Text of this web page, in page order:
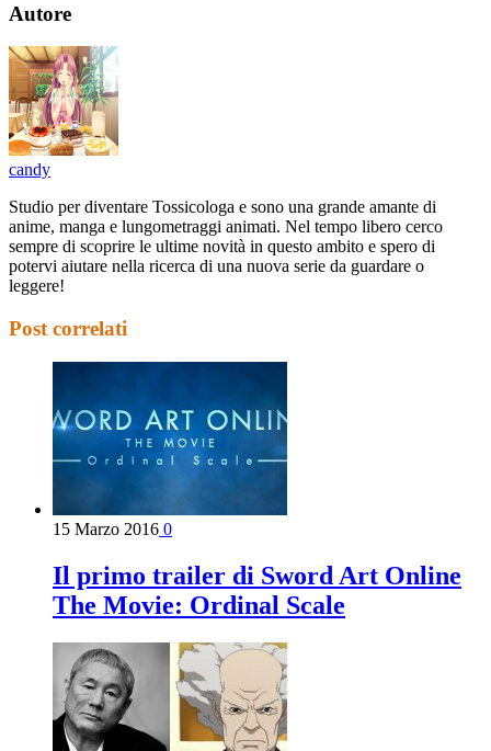
Autore
candy
Studio per diventare Tossicologa e sono una grande amante di
anime, manga e lungometraggi animati. Nel tempo libero cerco
sempre di scoprire le ultime novità in questo ambito e spero di
potervi aiutare nella ricerca di una nuova serie da guardare o
leggere!
Post correlati
15 Marzo 2016 0
Il primo trailer di Sword Art Online
The Movie: Ordinal Scale